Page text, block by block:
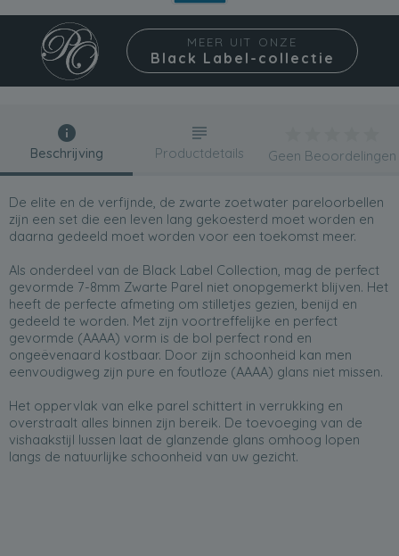
MEER UIT ONZE
Black Label-collectie
Beschrijving
De elite en de verfijnde, de zwarte zoetwater pareloorbellen
zijn een set die een leven lang gekoesterd moet worden en
daarna gedeeld moet worden voor een toekomst meer.
Als onderdeel van de Black Label Collection, mag de perfect
gevormde 7-8mm Zwarte Parel niet onopgemerkt blijven. Het
heeft de perfecte afmeting om stilletjes gezien, benijd en
gedeeld te worden. Met zijn voortreffelijke en perfect
gevormde (AAAA) vorm is de bol perfect rond en
ongeëvenaard kostbaar. Door zijn schoonheid kan men
eenvoudigweg zijn pure en foutloze (AAAA) glans niet missen.
Het oppervlak van elke parel schittert in verrukking en
overstraalt alles binnen zijn bereik. De toevoeging van de
vishaakstijl lussen laat de glanzende glans omhoog lopen
langs de natuurlijke schoonheid van uw gezicht.
Productdetails Geen Beoordelingen